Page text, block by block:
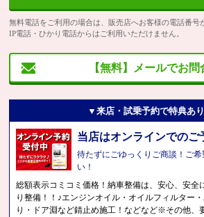
無料電話をご利用の場合は、販売店へお客様の電話番号
IP電話・ひかり電話からはご利用いただけません。
【無料】メールでお問
▼来店・試乗予約で特典あ
当店はオンラインでのご
待たずにごゆっくりご商談！ご
い！
総額表示コミコミ価格！納車整備は、安心、安全
り整備！！♪エンジンオイル・オイルフィルター
り・ドア淵など錆止め施工！などなど※その他、